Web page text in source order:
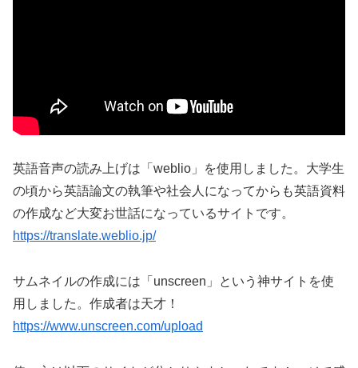
英語音声の読み上げは「weblio」を使用しました。大学生
の頃から英語論文の執筆や社会人になってからも英語資料
の作成など大変お世話になっているサイトです。
https://translate.weblio.jp/
サムネイルの作成には「unscreen」という神サイトを使
用しました。作成者は天才！
https://www.unscreen.com/upload